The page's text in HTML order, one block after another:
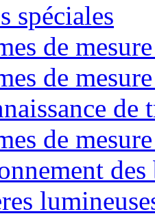
spéciales
de
de
de
de
des